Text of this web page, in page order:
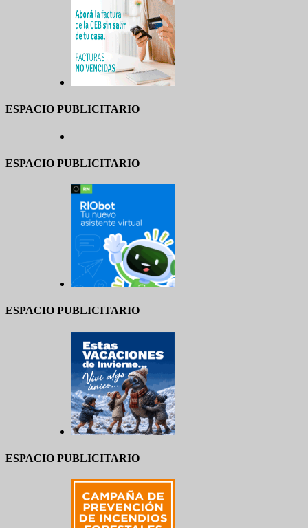
ESPACIO PUBLICITARIO
ESPACIO PUBLICITARIO
ESPACIO PUBLICITARIO
ESPACIO PUBLICITARIO